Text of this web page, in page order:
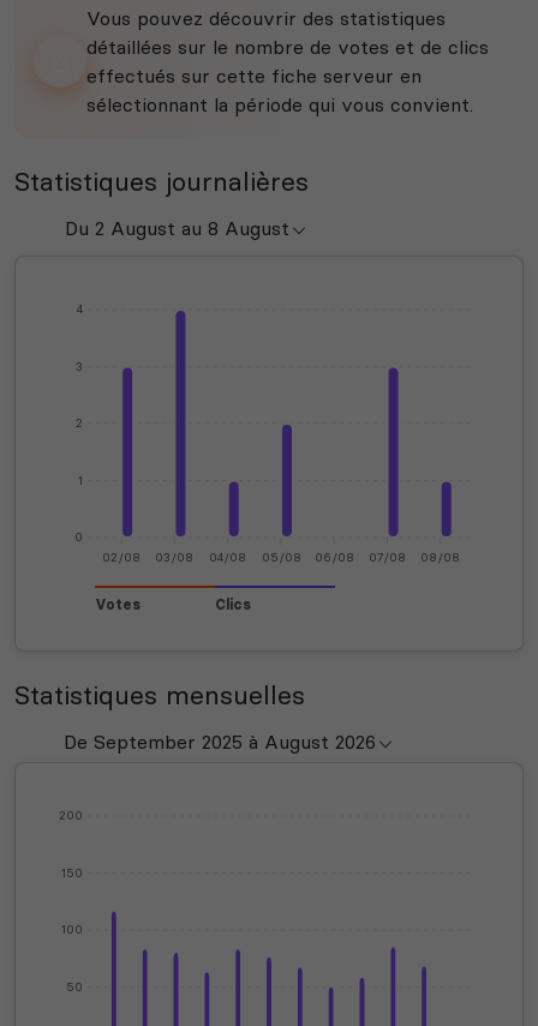
Vous pouvez découvrir des statistiques
détaillées sur le nombre de votes et de clics
effectués sur cette fiche serveur en
sélectionnant la période qui vous convient.
Statistiques journalières
0
1
2
3
4
02/08 03/08 04/08 05/08 06/08 07/08 08/08
Votes Clics
Statistiques mensuelles
50
100
150
200